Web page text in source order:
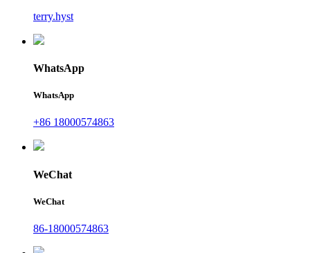
terry.hyst
WhatsApp
WhatsApp
+86 18000574863
WeChat
WeChat
86-18000574863